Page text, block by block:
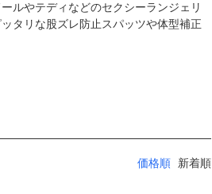
ルやテディなどのセクシーランジェリ
タリな股ズレ防止スパッツや体型補正
価格順 新着順